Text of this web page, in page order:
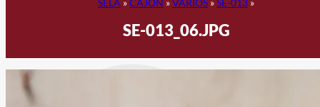
SE-013_06.JPG